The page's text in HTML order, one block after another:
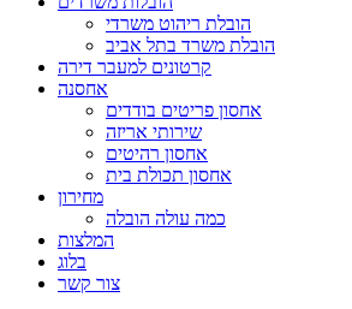
הובלת ריהוט משרדי
הובלת משרד בתל אביב
קרטונים למעבר דירה
אחסנה
אחסון פריטים בודדים
שירותי אריזה
אחסון רהיטים
אחסון תכולת בית
מחירון
כמה עולה הובלה
המלצות
בלוג
צור קשר